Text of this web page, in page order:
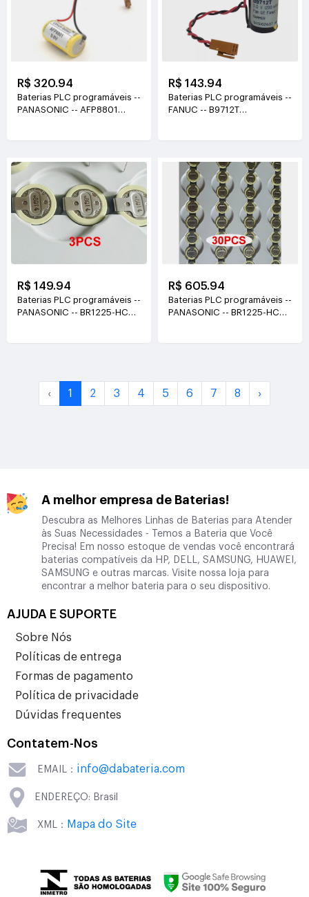
R$ 320.94
Baterias PLC programáveis --
PANASONIC -- AFP8801
R$ 143.94
Baterias PLC programáveis --
FANUC -- B9712T
R$ 149.94
Baterias PLC programáveis --
PANASONIC -- BR1225-HCN-
R$ 605.94
Baterias PLC programáveis --
PANASONIC -- BR1225-HCN-
‹ 1 2 3 4 5 6 7 8 ›
A melhor empresa de Baterias!
Descubra as Melhores Linhas de Baterias para Atender
às Suas Necessidades - Temos a Bateria que Você
Precisa! Em nosso estoque de vendas você encontrará
baterias compatíveis da HP, DELL, SAMSUNG, HUAWEI,
SAMSUNG e outras marcas. Visite nossa loja para
encontrar a melhor bateria para o seu dispositivo.
AJUDA E SUPORTE
Sobre Nós
Políticas de entrega
Formas de pagamento
Política de privacidade
Dúvidas frequentes
Contatem-Nos
EMAIL： info@dabateria.com
ENDEREÇO: Brasil
XML： Mapa do Site